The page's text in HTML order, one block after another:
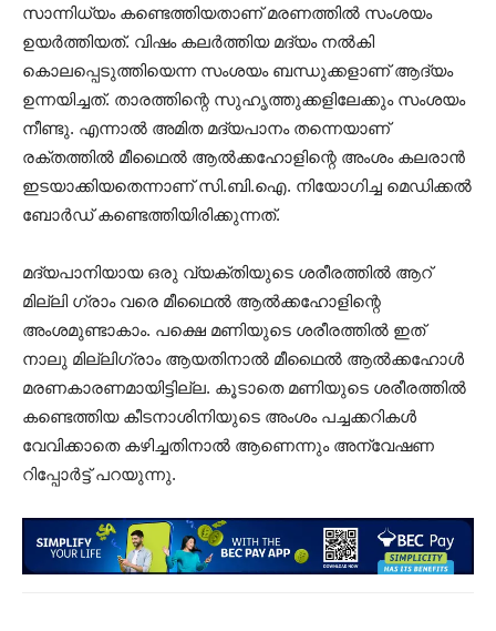
സാന്നിധ്യം കണ്ടെത്തിയതാണ് മരണത്തിൽ സംശയം
ഉയർത്തിയത്. വിഷം കലർത്തിയ മദ്യം നൽകി
കൊലപ്പെടുത്തിയെന്ന സംശയം ബന്ധുക്കളാണ് ആദ്യം
ഉന്നയിച്ചത്. താരത്തിന്റെ സുഹൃത്തുക്കളിലേക്കും സംശയം
നീണ്ടു. എന്നാൽ അമിത മദ്യപാനം തന്നെയാണ്
രക്തത്തിൽ മീഥൈല്‍ ആല്‍ക്കഹോളിന്റെ അംശം കലരാന്‍
ഇടയാക്കിയതെന്നാണ് സി.ബി.ഐ. നിയോഗിച്ച മെഡിക്കല്‍
ബോര്‍ഡ് കണ്ടെത്തിയിരിക്കുന്നത്.
മദ്യപാനിയായ ഒരു വ്യക്തിയുടെ ശരീരത്തില്‍ ആറ്
മില്ലി ഗ്രാം വരെ മീഥൈല്‍ ആല്‍ക്കഹോളിന്റെ
അംശമുണ്ടാകാം. പക്ഷെ മണിയുടെ ശരീരത്തില്‍ ഇത്
നാലു മില്ലിഗ്രാം ആയതിനാല്‍ മീഥൈല്‍ ആല്‍ക്കഹോള്‍
മരണകാരണമായിട്ടില്ല. കൂടാതെ മണിയുടെ ശരീരത്തില്‍
കണ്ടെത്തിയ കീടനാശിനിയുടെ അംശം പച്ചക്കറികള്‍
വേവിക്കാതെ കഴിച്ചതിനാല്‍ ആണെന്നും അന്വേഷണ
റിപ്പോര്‍ട്ട് പറയുന്നു.